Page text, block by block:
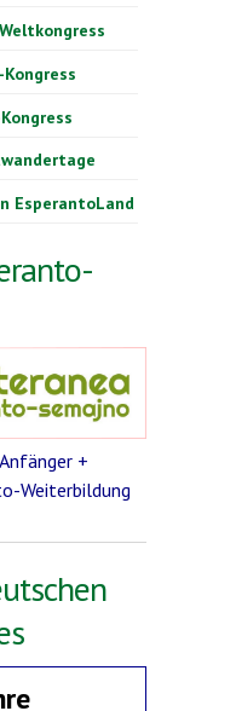
EsperantoLand
+
Weiterbildung
Woche